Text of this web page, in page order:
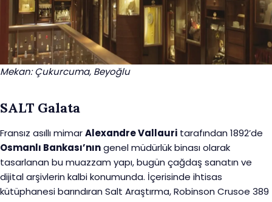
Mekan: Çukurcuma, Beyoğlu
SALT Galata
Fransız asıllı mimarAlexandre Vallauri tarafından 1892’de
Osmanlı Bankası’nıngenel müdürlük binası olarak
tasarlanan bu muazzam yapı, bugün çağdaş sanatın ve
dijital arşivlerin kalbi konumunda. İçerisinde ihtisas
kütüphanesi barındıran Salt Araştırma, Robinson Crusoe 389